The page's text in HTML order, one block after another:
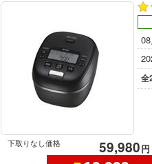
全
下取りなし価格 59,980円